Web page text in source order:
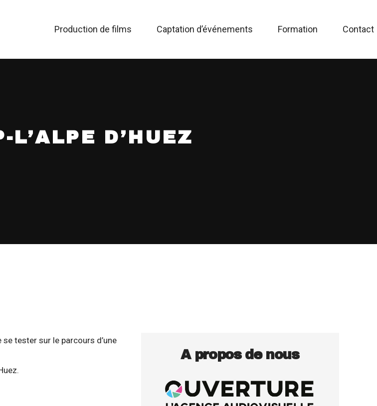
Production de films Captation d’événements Formation Contact
L’ALPE D’HUEZ
tester sur le parcours d’une
A propos de nous